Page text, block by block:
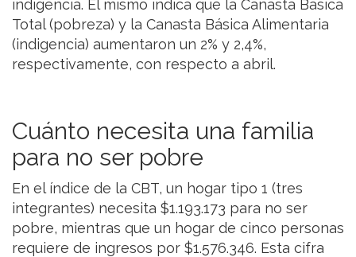
indigencia. El mismo indica que la Canasta Básica
Total (pobreza) y la Canasta Básica Alimentaria
(indigencia) aumentaron un 2% y 2,4%,
respectivamente, con respecto a abril.
Cuánto necesita una familia
para no ser pobre
En el índice de la CBT, un hogar tipo 1 (tres
integrantes) necesita $1.193.173 para no ser
pobre, mientras que un hogar de cinco personas
requiere de ingresos por $1.576.346. Esta cifra